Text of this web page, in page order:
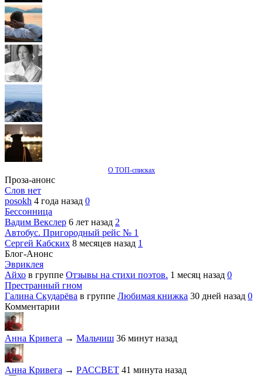
О ТОП-списках
Проза-анонс
Слов нет
posokh 4 года назад 0
Бессонница
Вадим Векслер 6 лет назад 2
Автобус. Пригородный рейс № 1
Сергей Кабских 8 месяцев назад 1
Блог-Анонс
Эвриклея
Айхо в группе Отзывы на стихи поэтов. 1 месяц назад 0
Престранный гном
Галина Скударёва в группе Любимая книжка 30 дней назад 0
Комментарии
Анна Кривега → Мальчиш 36 минут назад
Анна Кривега → PАССВЕТ 41 минута назад